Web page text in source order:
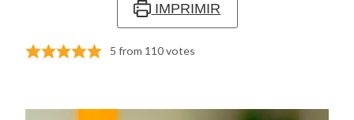
IMPRIMIR
5 from 110votes